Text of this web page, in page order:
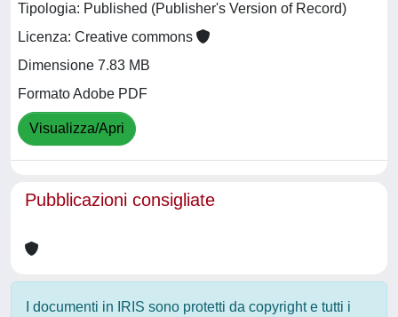
Tipologia: Published (Publisher's Version of Record)
Licenza: Creative commons
Dimensione 7.83 MB
Formato Adobe PDF
Visualizza/Apri
Pubblicazioni consigliate
I documenti in IRIS sono protetti da copyright e tutti i